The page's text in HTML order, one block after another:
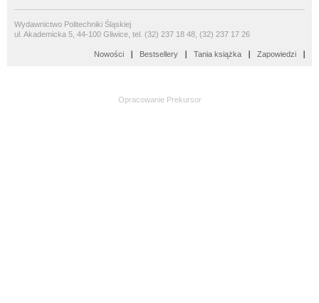
Wydawnictwo Politechniki Śląskiej
ul. Akademicka 5, 44-100 Gliwice, tel. (32) 237 18 48, (32) 237 17 26
Nowości Bestsellery Tania książka Zapowiedzi
Opracowanie Prekursor